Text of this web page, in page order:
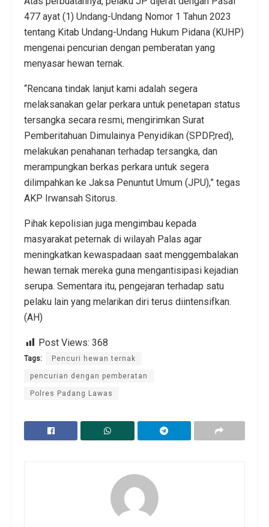
477 ayat (1) Undang-Undang Nomor 1 Tahun 2023
tentang Kitab Undang-Undang Hukum Pidana (KUHP)
mengenai pencurian dengan pemberatan yang
menyasar hewan ternak.
“Rencana tindak lanjut kami adalah segera
melaksanakan gelar perkara untuk penetapan status
tersangka secara resmi, mengirimkan Surat
Pemberitahuan Dimulainya Penyidikan (SPDP,red),
melakukan penahanan terhadap tersangka, dan
merampungkan berkas perkara untuk segera
dilimpahkan ke Jaksa Penuntut Umum (JPU),” tegas
AKP Irwansah Sitorus.
Pihak kepolisian juga mengimbau kepada
masyarakat peternak di wilayah Palas agar
meningkatkan kewaspadaan saat menggembalakan
hewan ternak mereka guna mengantisipasi kejadian
serupa. Sementara itu, pengejaran terhadap satu
pelaku lain yang melarikan diri terus diintensifkan.
(AH)
Post Views: 368
Tags: Pencuri hewan ternak
pencurian dengan pemberatan
Polres Padang Lawas